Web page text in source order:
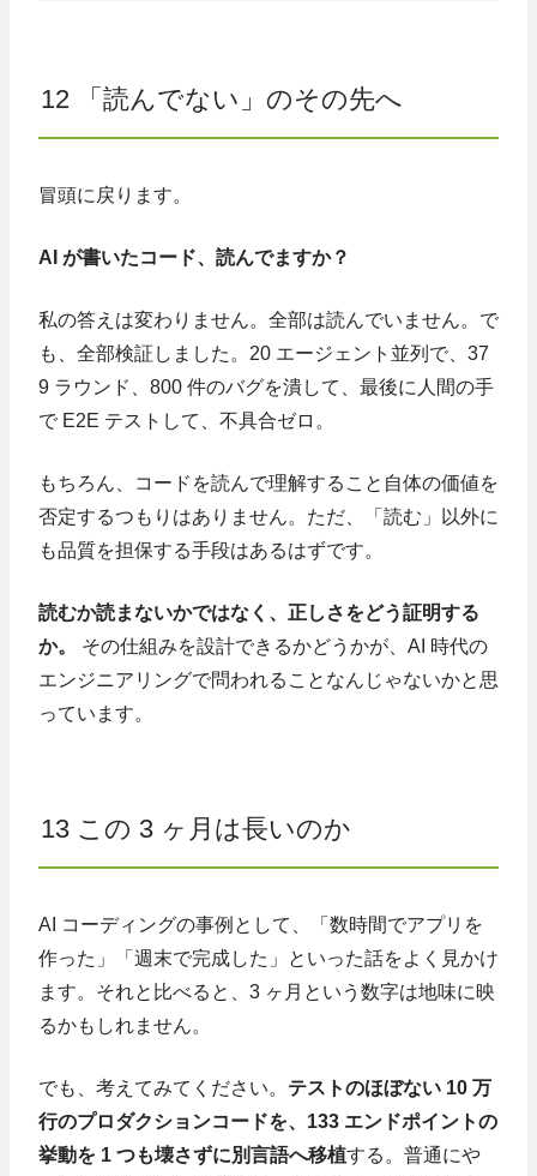
12 「読んでない」のその先へ
冒頭に戻ります。
AI が書いたコード、読んでますか？
私の答えは変わりません。全部は読んでいません。で
も、全部検証しました。20 エージェント並列で、37
9 ラウンド、800 件のバグを潰して、最後に人間の手
で E2E テストして、不具合ゼロ。
もちろん、コードを読んで理解すること自体の価値を
否定するつもりはありません。ただ、「読む」以外に
も品質を担保する手段はあるはずです。
読むか読まないかではなく、正しさをどう証明する
か。
その仕組みを設計できるかどうかが、AI 時代の
エンジニアリングで問われることなんじゃないかと思
っています。
13 この 3 ヶ月は長いのか
AI コーディングの事例として、「数時間でアプリを
作った」「週末で完成した」といった話をよく見かけ
ます。それと比べると、3 ヶ月という数字は地味に映
るかもしれません。
でも、考えてみてください。 テストのほぼない 10 万
行のプロダクションコードを、133 エンドポイントの
挙動を 1 つも壊さずに別言語へ移植する。普通にや